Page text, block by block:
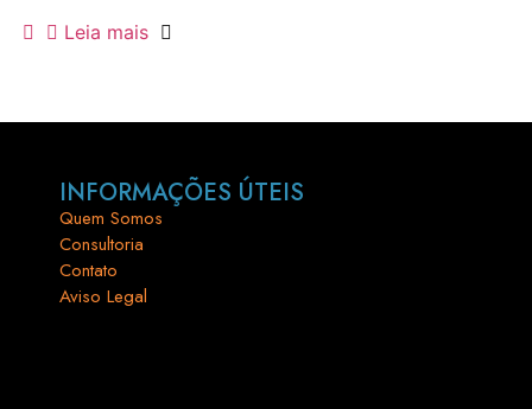
Leia mais
INFORMAÇÕES ÚTEIS
Quem Somos
Consultoria
Contato
Aviso Legal